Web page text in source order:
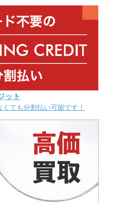
ット
ても分割払い可能です！